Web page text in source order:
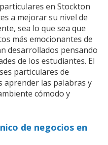
en Stockton
a mejorar su nivel de
sea lo que sea que
más emocionantes de
desarrollados pensando
de los estudiantes. El
particulares de
aprender las palabras y
cómodo y
de negocios en